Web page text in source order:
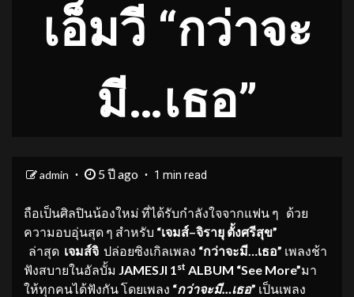
เอ็มวี “กว่าจะ
มี…เธอ”
admin 5 ปี ago 1 min read
ถือเป็นศิลปินน้องใหม่ ที่ได้รับกำลังใจจากแฟน ๆ ด้วย
ความอบอุ่นสุด ๆ สำหรับ “เจมส์–จิรายุ ตั้งศรีสุข”
ล่าสุด เจมส์จิ ปล่อยซิงเกิลเพลง “กว่าจะมี เธอ” เพลงช้า
ฟังสบายในอัลบั้ม JAMESJI 1 st ALBUM “See More”มา
ให้ทุกคนได้ฟังกัน โดยเพลง “กว่าจะมี…เธอ” เป็นเพลง